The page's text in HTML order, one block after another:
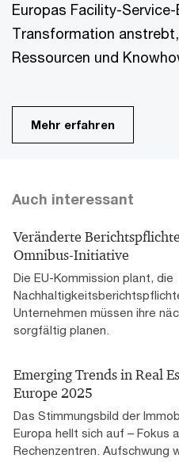
Europas Facility-
Transformation
Ressourcen und
Mehr erfahren
Auch interessant
Veränderte
Omnibus-Initiative
Die EU-Kommission plant, die
Unternehmen müssen ihre
sorgfältig planen.
Emerging Trends in Real
Europe 2025
Das Stimmungsbild der
Europa hellt sich auf – Fokus
Rechenzentren. Aufschwung